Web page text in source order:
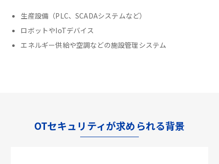
生産設備（PLC、SCADAシステムなど）
ロボットやIoTデバイス
エネルギー供給や空調などの施設管理システム
OTセキュリティが求められる背景